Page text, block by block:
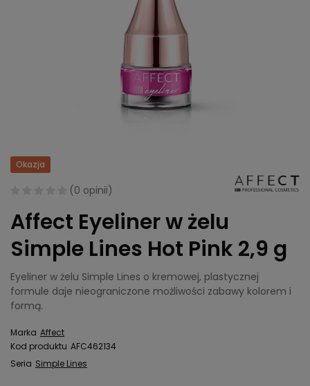
Okazja
(0 opinii)
Affect Eyeliner w żelu
Simple Lines Hot Pink 2,9 g
Eyeliner w żelu Simple Lines o kremowej, plastycznej
formule daje nieograniczone możliwości zabawy kolorem i
formą.
Marka Affect
Kod produktu AFC462134
Seria Simple Lines